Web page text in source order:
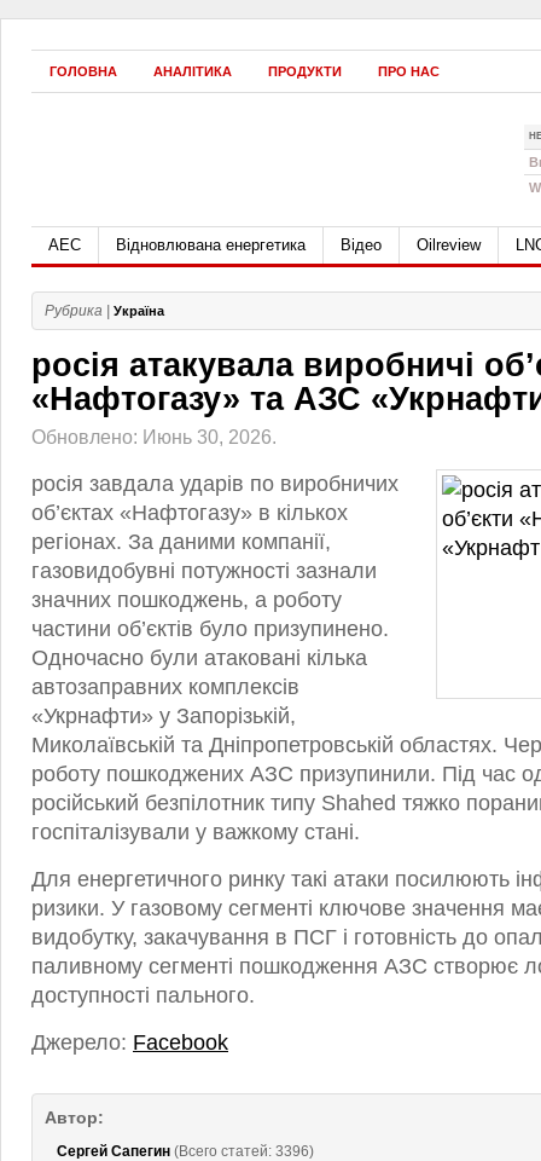
ГОЛОВНА АНАЛІТИКА ПРОДУКТИ ПРО НАС
АЕС Відновлювана енергетика Відео Oilreview
Рубрика | Україна
росія атакувала виробничі
«Нафтогазу» та АЗС
Обновлено: Июнь 30, 2026.
росія завдала ударів по виробничих
об’єктах «Нафтогазу» в кількох
регіонах. За даними компанії,
газовидобувні потужності зазнали
значних пошкоджень, а роботу
частини об’єктів було призупинено.
Одночасно були атаковані кілька
автозаправних комплексів
«Укрнафти» у Запорізькій,
Миколаївській та Дніпропетровській областях.
роботу пошкоджених АЗС призупинили. Під час
російський безпілотник типу Shahed тяжко
госпіталізували у важкому стані.
Для енергетичного ринку такі атаки посилюють
ризики. У газовому сегменті ключове значення
видобутку, закачування в ПСГ і готовність до
паливному сегменті пошкодження АЗС створює
доступності пального.
Джерело: Facebook
Автор:
Сергей Сапегин (Всего статей: 3396)